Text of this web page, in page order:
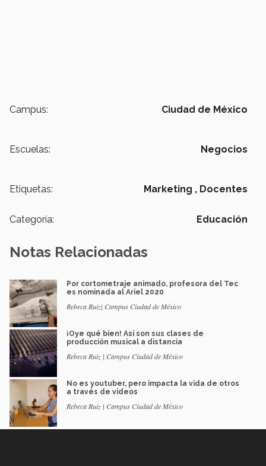
Campus: Ciudad de México
Escuelas: Negocios
Etiquetas: Marketing , Docentes
Categoría: Educación
Notas Relacionadas
Por cortometraje animado, profesora del Tec
es nominada al Ariel 2020
Rebeca Ruiz| Campus Ciudad de México
¡Oye qué bien! Así son sus clases de
producción musical a distancia
Rebeca Ruiz | Campus Ciudad de México
No es youtuber, pero impacta la vida de otros
a través de videos
Rebeca Ruiz | Campus Ciudad de México